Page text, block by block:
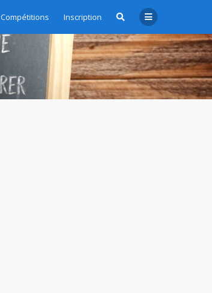
Compétitions Inscription